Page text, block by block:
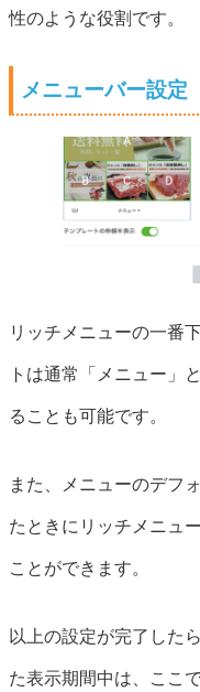
性のような役割です。
メニューバー設定
リッチメニューの一番
トは通常「メニュー」
ることも可能です。
また、メニューのデフ
たときにリッチメニュ
ことができます。
以上の設定が完了した
た表示期間中は、ここ